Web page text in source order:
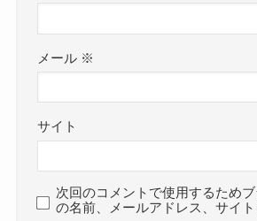
メール ※
サイト
次回のコメントで使用するため
の名前、メールアドレス、サイト